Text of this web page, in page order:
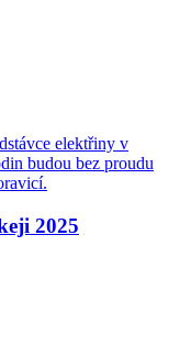
elektřiny v
budou bez proudu
2025